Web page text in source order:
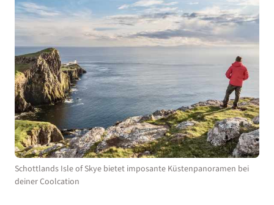
Schottlands Isle of Skye bietet imposante Küstenpanoramen bei
deiner Coolcation